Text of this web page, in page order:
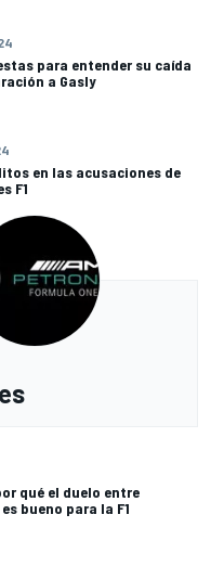
para entender su caída
a Gasly
en las acusaciones de
F1
qué el duelo entre
bueno para la F1